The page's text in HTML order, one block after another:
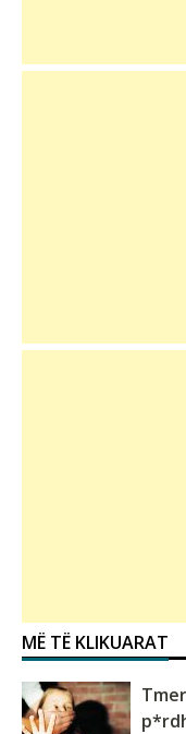
MË TË KLIKUARAT